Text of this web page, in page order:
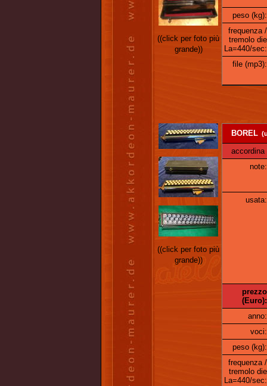
((click per foto più
grande))
peso (kg):
frequenza /
tremolo die
La=440/sec:
file (mp3):
((click per foto più
grande))
BOREL
accordina
note:
usata:
prezzo
(Euro):
anno:
voci:
peso (kg):
frequenza /
tremolo die
La=440/sec: